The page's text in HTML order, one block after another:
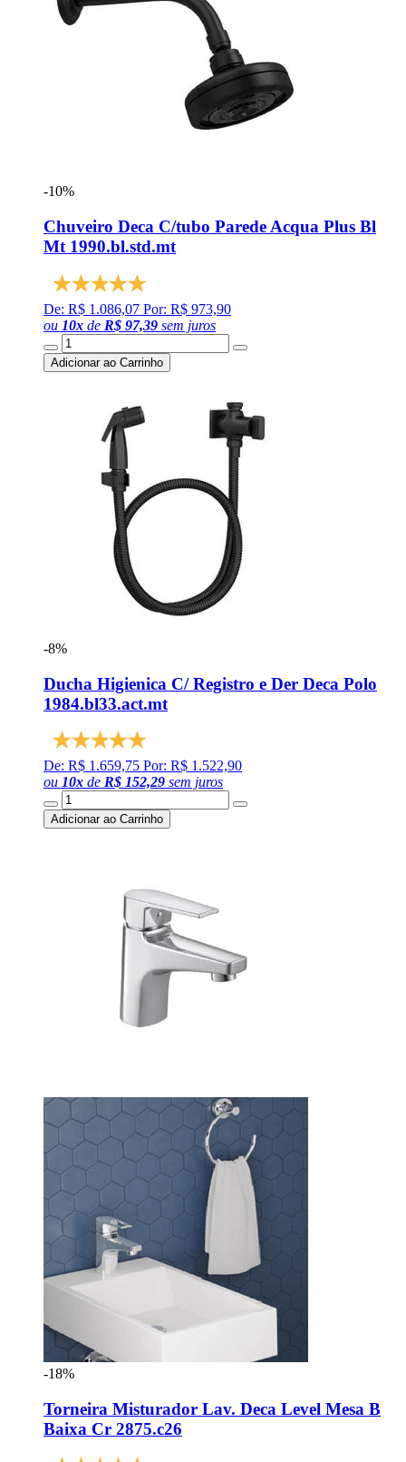
-10%
Chuveiro Deca C/tubo Parede Acqua Plus Bl
Mt 1990.bl.std.mt
De: R$ 1.086,07 Por: R$ 973,90
ou 10x de R$ 97,39 sem juros
Adicionar ao Carrinho
-8%
Ducha Higienica C/ Registro e Der Deca Polo
1984.bl33.act.mt
De: R$ 1.659,75 Por: R$ 1.522,90
ou 10x de R$ 152,29 sem juros
Adicionar ao Carrinho
-18%
Torneira Misturador Lav. Deca Level Mesa B
Baixa Cr 2875.c26